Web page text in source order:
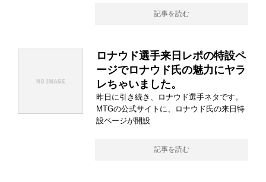
記事を読む
ロナウド選手来日レポの特設ペ
ージでロナウド氏の魅力にヤラ
レちゃいました。
昨日に引き続き、ロナウド選手ネタです。
MTGの公式サイトに、ロナウド氏の来日特
設ページが開設
記事を読む